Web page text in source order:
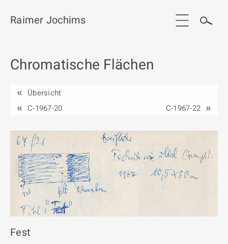
Start
Werkgruppen / Work groups
Ausstellungen
Vita
Publikationen
Kontakt
Raimer Jochims
Chromatische Flächen
Übersicht
C-1967-20
C-1967-22
Fest